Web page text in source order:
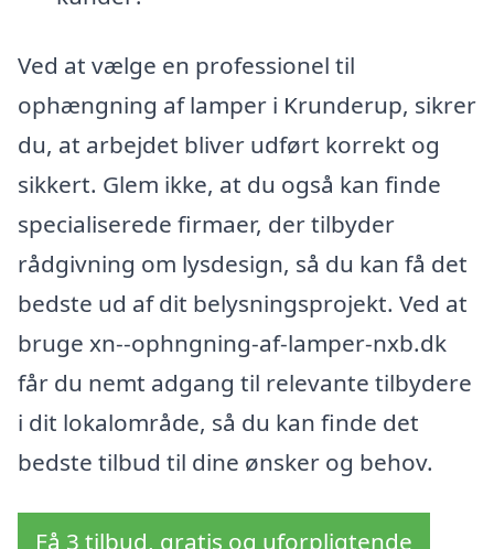
Ved at vælge en professionel til
ophængning af lamper i Krunderup, sikrer
du, at arbejdet bliver udført korrekt og
sikkert. Glem ikke, at du også kan finde
specialiserede firmaer, der tilbyder
rådgivning om lysdesign, så du kan få det
bedste ud af dit belysningsprojekt. Ved at
bruge xn--ophngning-af-lamper-nxb.dk
får du nemt adgang til relevante tilbydere
i dit lokalområde, så du kan finde det
bedste tilbud til dine ønsker og behov.
Få 3 tilbud, gratis og uforpligtende